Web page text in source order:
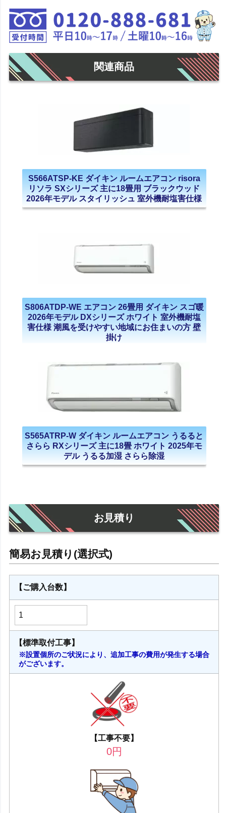
関連商品
S566ATSP-KE ダイキン ルームエアコン risora
リソラ SXシリーズ 主に18畳用 ブラックウッド
2026年モデル スタイリッシュ 室外機耐塩害仕様
S806ATDP-WE エアコン 26畳用 ダイキン スゴ暖
2026年モデル DXシリーズ ホワイト 室外機耐塩
害仕様 潮風を受けやすい地域にお住まいの方 壁
掛け
S565ATRP-W ダイキン ルームエアコン うるると
さらら RXシリーズ 主に18畳 ホワイト 2025年モ
デル うるる加湿 さらら除湿
お見積り
【ご購入台数】
【標準取付工事】
※設置個所のご状況により、追加工事の費用が発生する場合
がございます。
【工事不要】
0円